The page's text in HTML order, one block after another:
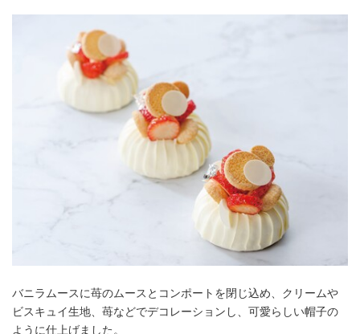
バニラムースに苺のムースとコンポートを閉じ込め、クリームや
ビスキュイ生地、苺などでデコレーションし、可愛らしい帽子の
ように仕上げました。